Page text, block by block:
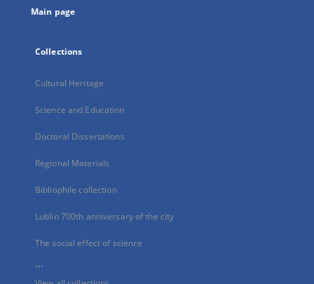
Main page
Collections
Cultural Heritage
Science and Education
Doctoral Dissertations
Regional Materials
Bibliophile collection
Lublin 700th anniversary of the city
The social effect of science
...